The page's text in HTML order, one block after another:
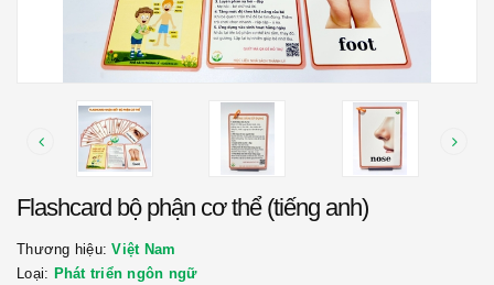
Flashcard bộ phận cơ thể (tiếng anh)
Thương hiệu:Việt Nam
Loại: Phát triển ngôn ngữ